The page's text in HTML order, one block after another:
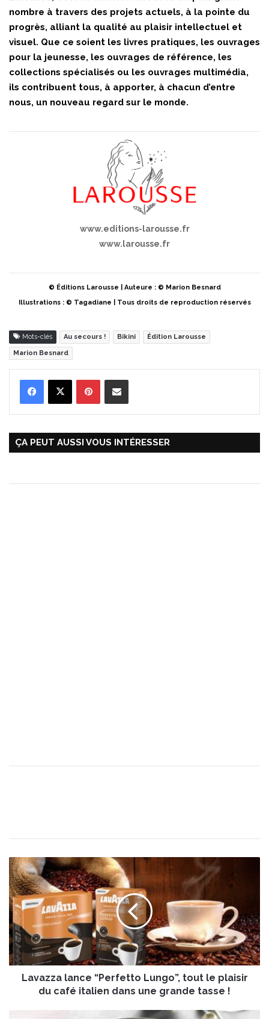
nombre à travers des projets actuels, à la pointe du
progrès, alliant la qualité au plaisir intellectuel et
visuel. Que ce soient les livres pratiques, les ouvrages
pour la jeunesse, les ouvrages de référence, les
collections spécialisés ou les ouvrages multimédia,
ils contribuent tous, à apporter, à chacun d’entre
nous, un nouveau regard sur le monde.
www.editions-larousse.fr
www.larousse.fr
© Éditions Larousse | Auteure : © Marion Besnard
Illustrations : © Tagadiane | Tous droits de reproduction réservés
Mots-clés Au secours ! Bikini Édition Larousse
Marion Besnard
ÇA PEUT AUSSI VOUS INTÉRESSER
L
a
v
a
z
z
a
l
a
Lavazza lance “Perfetto Lungo”, tout le plaisir
du café italien dans une grande tasse !